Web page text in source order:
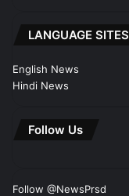
LANGUAGE SITES
English News
Hindi News
Follow Us
Follow @NewsPrsd